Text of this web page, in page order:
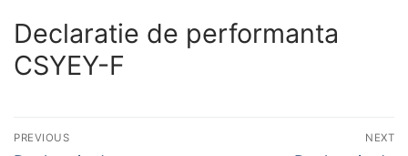
Declaratie de performanta
CSYEY-F
Navigare
PREVIOUS NEXT